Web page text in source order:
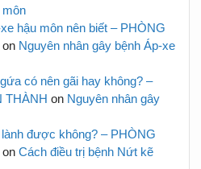
môn
hậu môn nên biết – PHÒNG
on Nguyên nhân gây bệnh Áp-xe
có nên gãi hay không? –
THÀNH on Nguyên nhân gây
được không? – PHÒNG
onCách điều trị bệnh Nứt kẽ